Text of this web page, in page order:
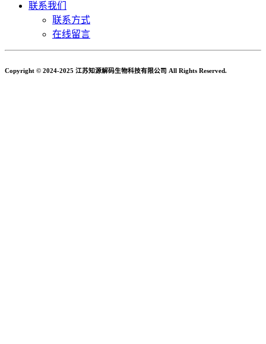
联系我们
联系方式
在线留言
Copyright © 2024-2025 江苏知源解码生物科技有限公司 All Rights Reserved.